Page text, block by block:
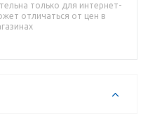
и долговечным по
только для интернет-
отличаться от цен в